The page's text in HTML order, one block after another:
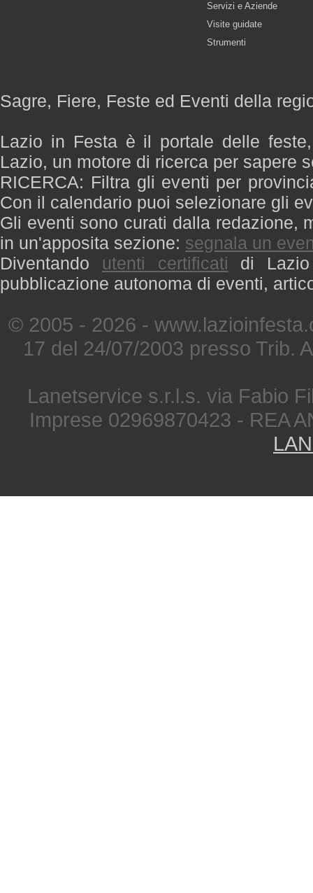
Servizi e Aziende
Visite guidate
Strumenti
Sagre, Fiere, Feste ed Eventi della
Lazio in Festa è il portale delle
Lazio, un motore di ricerca per sapere
RICERCA: Filtra gli eventi per
Con il calendario puoi selezionare gli
Gli eventi sono curati dalla redazione,
in un'apposita sezione: segnala un
Diventando utenti certificati di
pubblicazione autonoma di eventi,
© 2005 - 2026 -
17 del 24/07/2003 presso Trib.
Lanetservice s.r.l.s. via Fabio
Imprese 02969870423 - REA